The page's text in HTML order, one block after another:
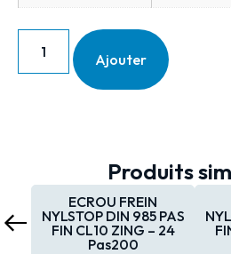
Ajouter
Produits
ECROU FREIN
NYLSTOP DIN 985 PAS
FIN CL10 ZING – 24
Pas200